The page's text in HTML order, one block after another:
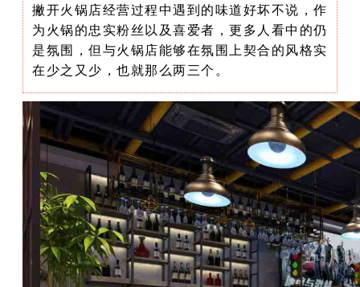
撇开火锅店经营过程中遇到的味道好坏不说，作
为火锅的忠实粉丝以及喜爱者，更多人看中的仍
是氛围，但与火锅店能够在氛围上契合的风格实
在少之又少，也就那么两三个。